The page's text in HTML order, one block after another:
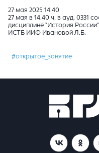
27 мая 2025 14:40
27 мая в 14.40 ч. в ауд. 0331
дисциплине "История
ИСТБ ИИФ Ивановой Л.Б.
#открытое_занятие